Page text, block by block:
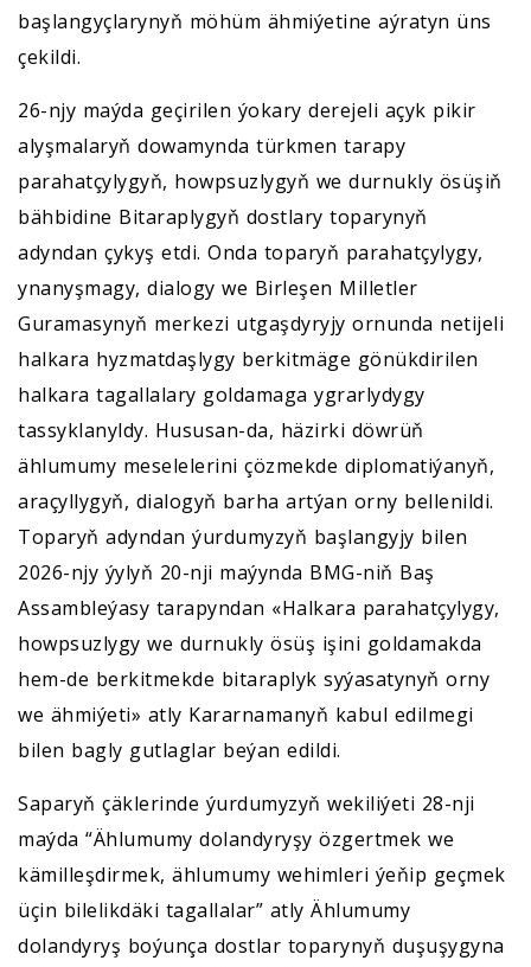
başlangyçlarynyň möhüm ähmiýetine aýratyn üns
çekildi.
26-njy maýda geçirilen ýokary derejeli açyk pikir
alyşmalaryň dowamynda türkmen tarapy
parahatçylygyň, howpsuzlygyň we durnukly ösüşiň
bähbidine Bitaraplygyň dostlary toparynyň
adyndan çykyş etdi. Onda toparyň parahatçylygy,
ynanyşmagy, dialogy we Birleşen Milletler
Guramasynyň merkezi utgaşdyryjy ornunda netijeli
halkara hyzmatdaşlygy berkitmäge gönükdirilen
halkara tagallalary goldamaga ygrarlydygy
tassyklanyldy. Hususan-da, häzirki döwrüň
ählumumy meselelerini çözmekde diplomatiýanyň,
araçyllygyň, dialogyň barha artýan orny bellenildi.
Toparyň adyndan ýurdumyzyň başlangyjy bilen
2026-njy ýylyň 20-nji maýynda BMG-niň Baş
Assambleýasy tarapyndan «Halkara parahatçylygy,
howpsuzlygy we durnukly ösüş işini goldamakda
hem-de berkitmekde bitaraplyk syýasatynyň orny
we ähmiýeti» atly Kararnamanyň kabul edilmegi
bilen bagly gutlaglar beýan edildi.
Saparyň çäklerinde ýurdumyzyň wekiliýeti 28-nji
maýda “Ählumumy dolandyryşy özgertmek we
kämilleşdirmek, ählumumy wehimleri ýeňip geçmek
üçin bilelikdäki tagallalar” atly Ählumumy
dolandyryş boýunça dostlar toparynyň duşuşygyna